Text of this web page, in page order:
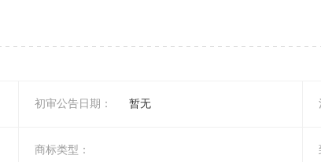
初审公告日期： 暂无
商标类型：